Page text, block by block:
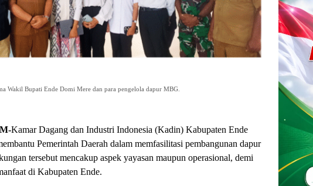
Wakil Bupati Ende Domi Mere dan para pengelola dapur MBG.
Kamar Dagang dan Industri Indonesia (Kadin) Kabupaten Ende
Pemerintah Daerah dalam memfasilitasi pembangunan dapur
tersebut mencakup aspek yayasan maupun operasional, demi
di Kabupaten Ende.